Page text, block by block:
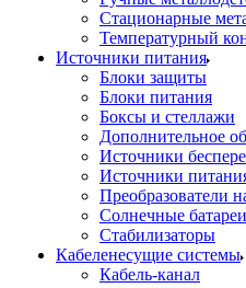
Стационарные
Температурный
Источники питания
Блоки защиты
Блоки питания
Боксы и стеллажи
Дополнительное
Источники
Источники
Преобразователи
Солнечные батареи
Стабилизаторы
Кабеленесущие системы
Кабель-канал